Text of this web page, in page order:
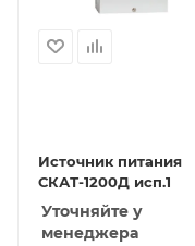
Источник питания
СКАТ-1200Д исп.1
Уточняйте у
менеджера